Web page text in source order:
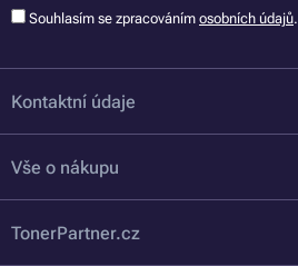
Souhlasím se zpracováním osobních údajů.
Kontaktní údaje
Vše o nákupu
TonerPartner.cz